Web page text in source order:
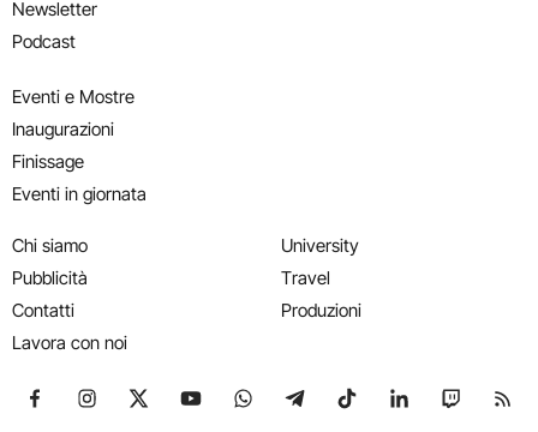
Newsletter
Podcast
Eventi e Mostre
Inaugurazioni
Finissage
Eventi in giornata
Chi siamo
Pubblicità
Contatti
Lavora con noi
University
Travel
Produzioni
Seguici su Facebook
Seguici su Instagram
Seguici su X
Seguici su YouTube
Seguici su WhatsApp
Seguici su Telegram
Seguici su TikTok
Seguici su
Seguici